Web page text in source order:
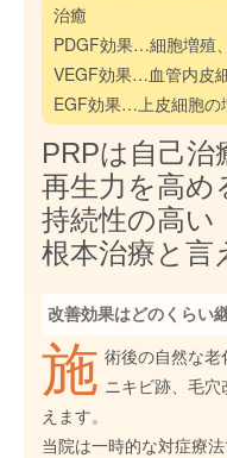
治癒
PDGF効果…細胞増殖
VEGF効果…血管内皮
EGF効果…上皮細胞の
PRPは自己治
再生力を高め
持続性の高い
根本治療と言
改善効果はどのくらい
施 術後の自然な老
ニキビ跡、毛
えます。
当院は一時的な対症療